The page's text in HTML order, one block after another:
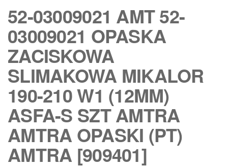
52-03009021 AMT 52-
03009021 OPASKA
ZACISKOWA
SLIMAKOWA MIKALOR
190-210 W1 (12MM)
ASFA-S SZT AMTRA
AMTRA OPASKI (PT)
AMTRA [909401]